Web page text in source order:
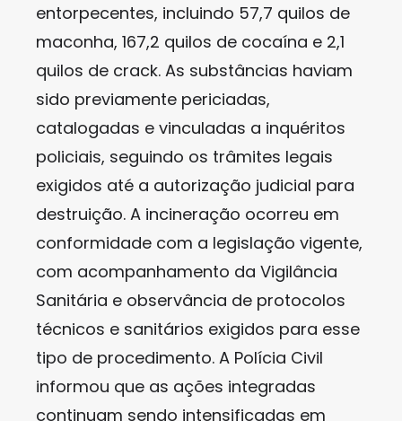
entorpecentes, incluindo 57,7 quilos de
maconha, 167,2 quilos de cocaína e 2,1
quilos de crack. As substâncias haviam
sido previamente periciadas,
catalogadas e vinculadas a inquéritos
policiais, seguindo os trâmites legais
exigidos até a autorização judicial para
destruição. A incineração ocorreu em
conformidade com a legislação vigente,
com acompanhamento da Vigilância
Sanitária e observância de protocolos
técnicos e sanitários exigidos para esse
tipo de procedimento. A Polícia Civil
informou que as ações integradas
continuam sendo intensificadas em